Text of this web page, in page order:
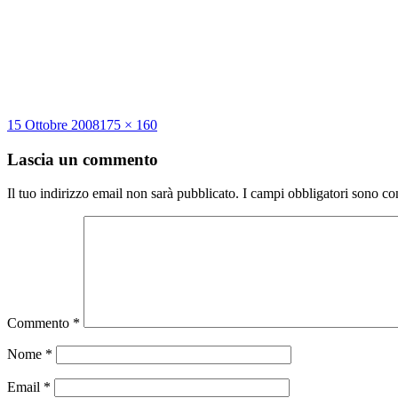
Scritto
15 Ottobre 2008Dimensione
175 × 160
Lascia un commento
Il tuo indirizzo email non sarà pubblicato. I campi obbligatori sono
Commento *
Nome *
Email *